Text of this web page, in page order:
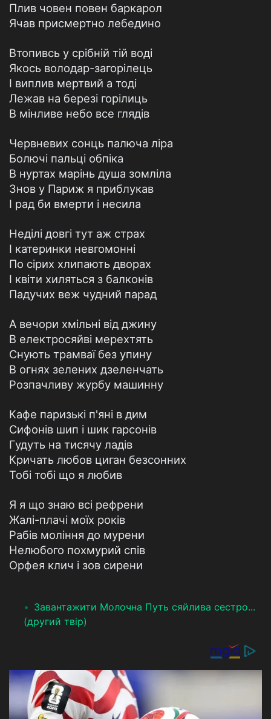
Плив човен повен баркарол
Ячав присмертно лебедино
Втопивсь у срібній тій воді
Якось володар-загорілець
І виплив мертвий а тоді
Лежав на березі горілиць
В мінливе небо все глядів
Червневих сонць палюча ліра
Болючі пальці обпіка
В нуртах марінь душа зомліла
Знов у Париж я приблукав
I рад би вмерти і несила
Неділі довгі тут аж страх
I катеринки невгомонні
По сірих хлипають дворах
I квіти хиляться з балконів
Падучих веж чудний парад
А вечори хмільні від джину
В електросяйві мерехтять
Снують трамваї без упину
В огнях зелених дзеленчать
Розпачливу журбу машинну
Кафе паризькі п'яні в дим
Сифонів шип і шик гарсонів
Гудуть на тисячу ладів
Кричать любов циган безсонних
Тобі тобі що я любив
Я я що знаю всі рефрени
Жалі-плачі моїх років
Рабів моління до мурени
Нелюбого похмурий спів
Орфея клич і зов сирени
Завантажити Молочна Путь сяйлива сестро...
(другий твір)